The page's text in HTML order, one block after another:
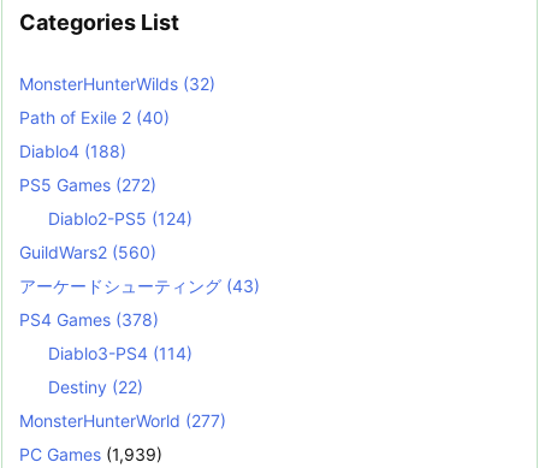
Categories List
MonsterHunterWilds (32)
Path of Exile 2 (40)
Diablo4 (188)
PS5 Games (272)
Diablo2-PS5 (124)
GuildWars2 (560)
アーケードシューティング (43)
PS4 Games (378)
Diablo3-PS4 (114)
Destiny (22)
MonsterHunterWorld (277)
PC Games (1,939)